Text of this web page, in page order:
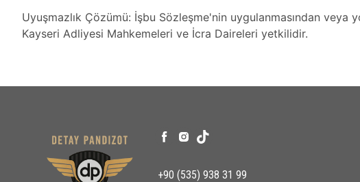
Uyuşmazlık Çözümü: İşbu Sözleşme'nin uygulanmasından veya
Kayseri Adliyesi Mahkemeleri ve İcra Daireleri yetkilidir.
+90 (535) 938 31 99